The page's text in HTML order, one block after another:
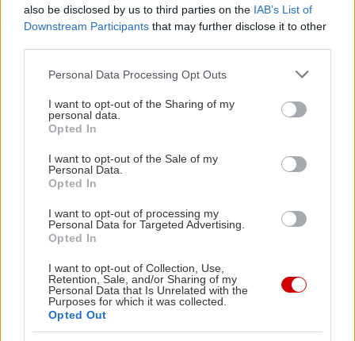
also be disclosed by us to third parties on the IAB’s List of
Downstream Participants that may further disclose it to other
Please note that this website/app uses one or more Google
not limited to your visit or usage behaviour. You may click to
grant or deny consent to Google and its third-party tags to
use your data for below specified purposes in below Google
consent section.
Personal Data Processing Opt Outs
I want to opt-out of the Sharing of my
personal data.
Opted In
I want to opt-out of the Sale of my
Personal Data.
Opted In
I want to opt-out of processing my
Personal Data for Targeted Advertising.
Opted In
I want to opt-out of Collection, Use,
Retention, Sale, and/or Sharing of my
Personal Data that Is Unrelated with the
Purposes for which it was collected.
Opted Out